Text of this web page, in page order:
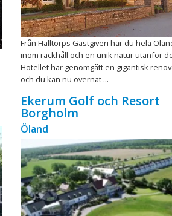
Från Halltorps Gästgiveri har du hela
inom räckhåll och en unik natur utanför
Hotellet har genomgått en gigantisk
och du kan nu övernat ...
Ekerum Golf och Resort
Borgholm
Öland